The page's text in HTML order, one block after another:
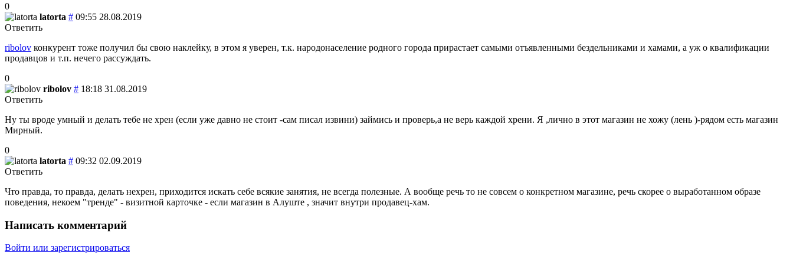
0
latorta # 09:55 28.08.2019
Ответить
ribolov конкурент тоже получил бы свою наклейку, в этом я уверен, т.к. народонаселение родного города прирастает самыми отъявленными бездельниками и хамами, а уж о квалификации
продавцов и т.п. нечего рассуждать.
0
ribolov # 18:18 31.08.2019
Ответить
Ну ты вроде умный и делать тебе не хрен (если уже давно не стоит -сам писал извини) займись и проверь,а не верь каждой хрени. Я ,лично в этот магазин не хожу (лень )-рядом есть магазин
Мирный.
0
latorta # 09:32 02.09.2019
Ответить
Что правда, то правда, делать нехрен, приходится искать себе всякие занятия, не всегда полезные. А вообще речь то не совсем о конкретном магазине, речь скорее о выработанном образе
поведения, некоем "тренде" - визитной карточке - если магазин в Алуште , значит внутри продавец-хам.
Написать комментарий
Войти или зарегистрироваться